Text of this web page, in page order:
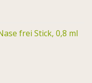
frei Stick, 0,8 ml